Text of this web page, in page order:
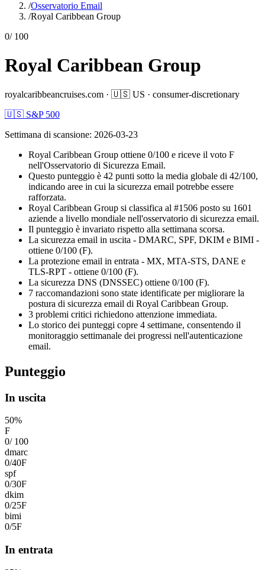
/Osservatorio Email
/Royal Caribbean Group
0/ 100
Royal Caribbean Group
royalcaribbeancruises.com · 🇺🇸 US · consumer-discretionary
🇺🇸 S&P 500
Settimana di scansione: 2026-03-23
Royal Caribbean Group ottiene 0/100 e riceve il voto F
nell'Osservatorio di Sicurezza Email.
Questo punteggio è 42 punti sotto la media globale di 42/100,
indicando aree in cui la sicurezza email potrebbe essere
rafforzata.
Royal Caribbean Group si classifica al #1506 posto su 1601
aziende a livello mondiale nell'osservatorio di sicurezza email.
Il punteggio è invariato rispetto alla settimana scorsa.
La sicurezza email in uscita - DMARC, SPF, DKIM e BIMI -
ottiene 0/100 (F).
La protezione email in entrata - MX, MTA-STS, DANE e
TLS-RPT - ottiene 0/100 (F).
La sicurezza DNS (DNSSEC) ottiene 0/100 (F).
7 raccomandazioni sono state identificate per migliorare la
postura di sicurezza email di Royal Caribbean Group.
3 problemi critici richiedono attenzione immediata.
Lo storico dei punteggi copre 4 settimane, consentendo il
monitoraggio settimanale dei progressi nell'autenticazione
email.
Punteggio
In uscita
50%
F
0/ 100
dmarc
0/40F
spf
0/30F
dkim
0/25F
bimi
0/5F
In entrata